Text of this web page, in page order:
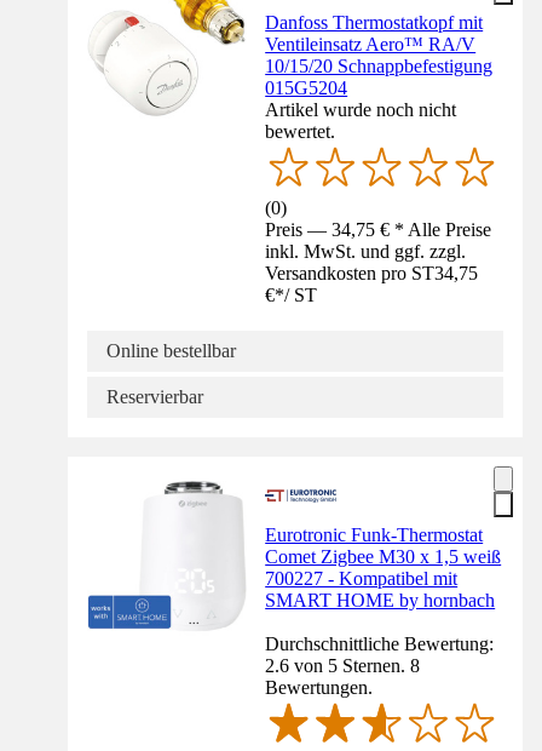
Danfoss Thermostatkopf mit
Ventileinsatz Aero™ RA/V
10/15/20 Schnappbefestigung
015G5204
Artikel wurde noch nicht
bewertet.
(0)
Preis — 34,75 € * Alle Preise
inkl. MwSt. und ggf. zzgl.
Versandkosten pro ST34,75
€*/ ST
Online bestellbar
Reservierbar
Eurotronic Funk-Thermostat
Comet Zigbee M30 x 1,5 weiß
700227 - Kompatibel mit
SMART HOME by hornbach
Durchschnittliche Bewertung:
2.6 von 5 Sternen. 8
Bewertungen.